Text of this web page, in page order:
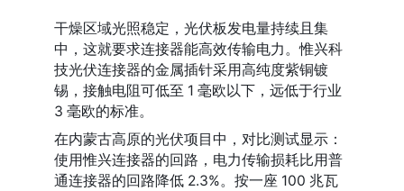
干燥区域光照稳定，光伏板发电量持续且集
中，这就要求连接器能高效传输电力。惟兴科
技光伏连接器的金属插针采用高纯度紫铜镀
锡，接触电阻可低至 1 毫欧以下，远低于行业
3 毫欧的标准。
在内蒙古高原的光伏项目中，对比测试显示：
使用惟兴连接器的回路，电力传输损耗比用普
通连接器的回路降低 2.3%。按一座 100 兆瓦